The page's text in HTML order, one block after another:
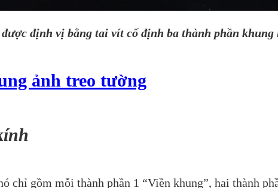
định vị bằng tai vít cố định ba thành phần
ảnh treo tường
chỉ gồm mỗi thành phần 1 “Viền khung”, hai thành